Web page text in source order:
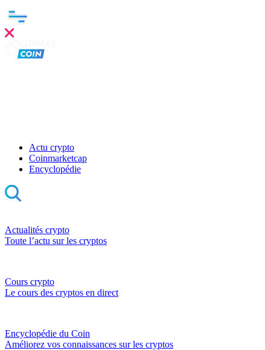
Actu crypto
Coinmarketcap
Encyclopédie
Actualités crypto
Toute l’actu sur les cryptos
Cours crypto
Le cours des cryptos en direct
Encyclopédie du Coin
Améliorez vos connaissances sur les cryptos